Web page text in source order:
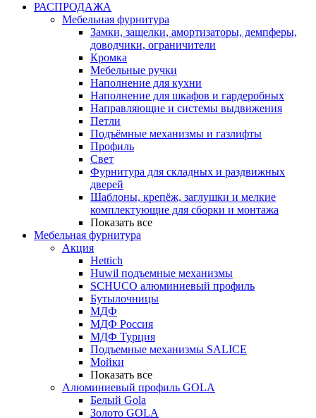
РАСПРОДАЖА
Мебельная фурнитура
Замки, защелки, амортизаторы, демпферы,
доводчики, ограничители
Кромка
Мебельные ручки
Наполнение для кухни
Наполнение для шкафов и гардеробных
Направляющие и системы выдвижения
Петли
Подъёмные механизмы и газлифты
Профиль
Свет
Фурнитура для складных и раздвижных
дверей
Шаблоны, крепёж, заглушки и мелкие
комплектующие для сборки и монтажа
Показать все
Мебельная фурнитура
Акция
Hettich
Huwil подъемные механизмы
SCHUCO алюминиевый профиль
Бутылочницы
МДФ
МДФ Россия
МДФ Турция
Подъемные механизмы SALICE
Мойки
Показать все
Алюминиевый профиль GOLA
Белый Gola
Золото GOLA